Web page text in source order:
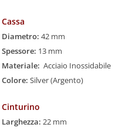
Cassa
Diametro: 42 mm
Spessore: 13 mm
Materiale: Acciaio Inossidabile
Colore: Silver (Argento)
Cinturino
Larghezza: 22 mm